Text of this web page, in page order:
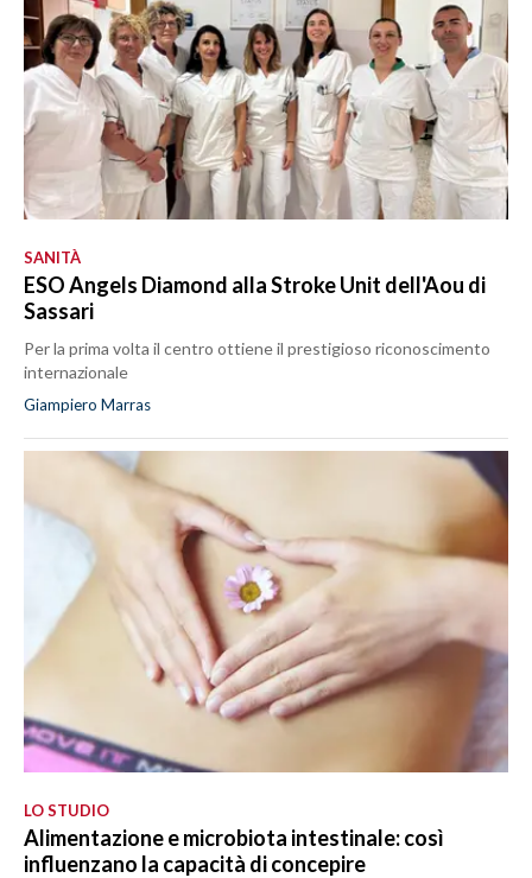
SANITÀ
ESO Angels Diamond alla Stroke Unit dell'Aou di
Sassari
Per la prima volta il centro ottiene il prestigioso riconoscimento
internazionale
Giampiero Marras
LO STUDIO
Alimentazione e microbiota intestinale: così
influenzano la capacità di concepire